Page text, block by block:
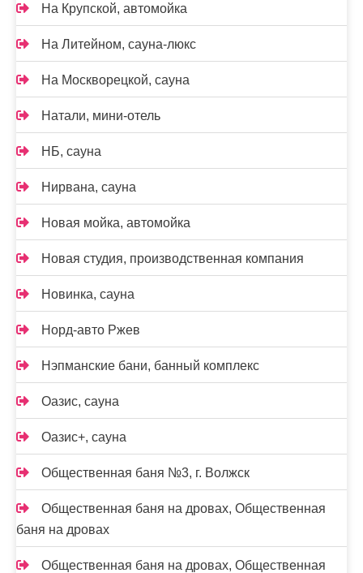
На Крупской, автомойка
На Литейном, сауна-люкс
На Москворецкой, сауна
Натали, мини-отель
НБ, сауна
Нирвана, сауна
Новая мойка, автомойка
Новая студия, производственная компания
Новинка, сауна
Норд-авто Ржев
Нэпманские бани, банный комплекс
Оазис, сауна
Оазис+, сауна
Общественная баня №3, г. Волжск
Общественная баня на дровах, Общественная
баня на дровах
Общественная баня на дровах, Общественная